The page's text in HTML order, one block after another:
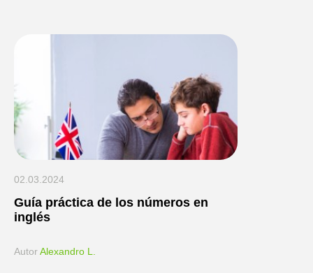
02.03.2024
Guía práctica de los números en
inglés
АutorAlexandro L.